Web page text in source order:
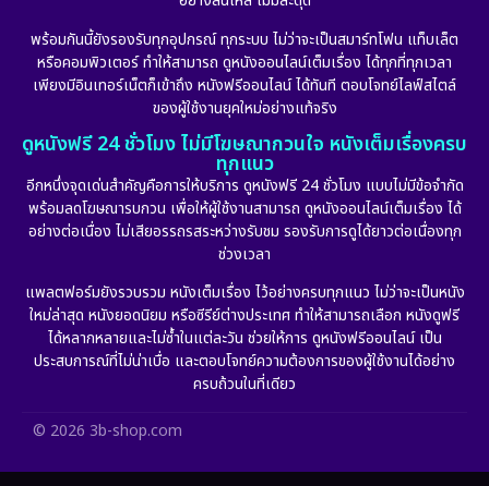
Fantasy จินตนาการ (253)
Film
Gothic (6)
HBO GO (10)
HBO Max (2)
Healing
Heist (7)
พร้อมกันนี้ยังรองรับทุกอุปกรณ์ ทุกระบบ ไม่ว่าจะเป็นสมาร์ทโฟน แท็บเล็ต
หรือคอมพิวเตอร์ ทำให้สามารถ ดูหนังออนไลน์เต็มเรื่อง ได้ทุกที่ทุกเวลา
เพียงมีอินเทอร์เน็ตก็เข้าถึง หนังฟรีออนไลน์ ได้ทันที ตอบโจทย์ไลฟ์สไตล์
ของผู้ใช้งานยุคใหม่อย่างแท้จริง
ดูหนังฟรี 24 ชั่วโมง ไม่มีโฆษณากวนใจ หนังเต็มเรื่องครบ
ทุกแนว
อีกหนึ่งจุดเด่นสำคัญคือการให้บริการ ดูหนังฟรี 24 ชั่วโมง แบบไม่มีข้อจำกัด
พร้อมลดโฆษณารบกวน เพื่อให้ผู้ใช้งานสามารถ ดูหนังออนไลน์เต็มเรื่อง ได้
อย่างต่อเนื่อง ไม่เสียอรรถรสระหว่างรับชม รองรับการดูได้ยาวต่อเนื่องทุก
ช่วงเวลา
แพลตฟอร์มยังรวบรวม หนังเต็มเรื่อง ไว้อย่างครบทุกแนว ไม่ว่าจะเป็นหนัง
ใหม่ล่าสุด หนังยอดนิยม หรือซีรีย์ต่างประเทศ ทำให้สามารถเลือก หนังดูฟรี
ได้หลากหลายและไม่ซ้ำในแต่ละวัน ช่วยให้การ ดูหนังฟรีออนไลน์ เป็น
ประสบการณ์ที่ไม่น่าเบื่อ และตอบโจทย์ความต้องการของผู้ใช้งานได้อย่าง
ครบถ้วนในที่เดียว
© 2026 3b-shop.com